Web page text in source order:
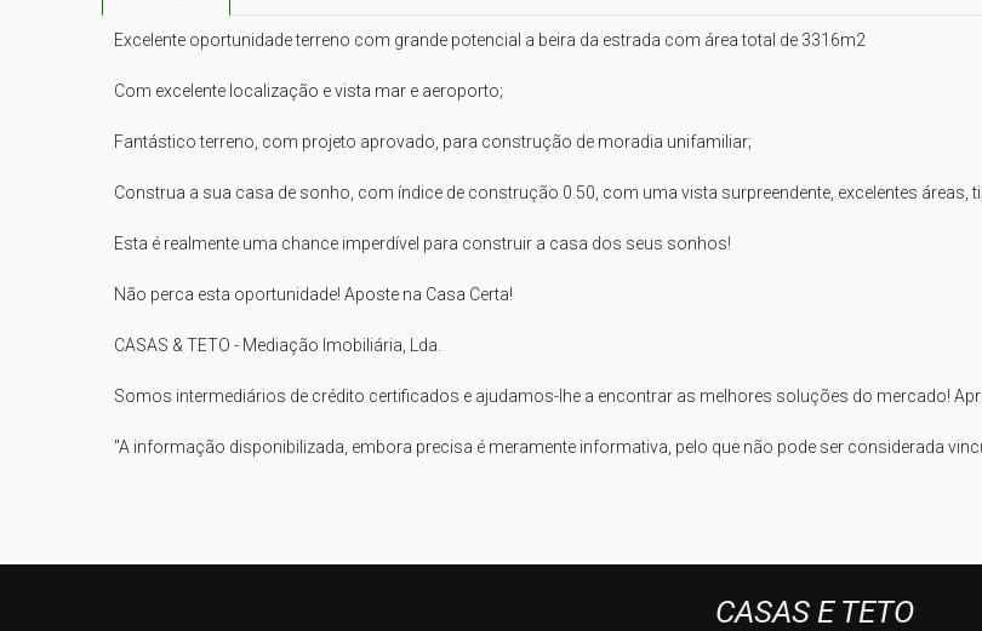
Excelente oportunidade terreno com grande potencial a beira da estrada com área total de 3316m2
Com excelente localização e vista mar e aeroporto;
Fantástico terreno, com projeto aprovado, para construção de moradia unifamiliar;
Construa a sua casa de sonho, com índice de construção 0.50, com uma vista surpreendente, excelentes áreas,
Esta é realmente uma chance imperdível para construir a casa dos seus sonhos!
Não perca esta oportunidade! Aposte na Casa Certa!
CASAS & TETO - Mediação Imobiliária, Lda.
Somos intermediários de crédito certificados e ajudamos-lhe a encontrar as melhores soluções do mercado!
"A informação disponibilizada, embora precisa é meramente informativa, pelo que não pode ser considerada
CASAS E TETO